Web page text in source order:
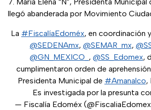
llegó abanderada por Movimiento
La #FiscalíaEdoméx, en coordinación
@SEDENAmx, @SEMAR_mx,
@GN_MEXICO_ , @SS_Edomex,
cumplimentaron orden de
Presidenta Municipal de #Amanalco,
Es investigada por la presunta
— Fiscalía Edoméx